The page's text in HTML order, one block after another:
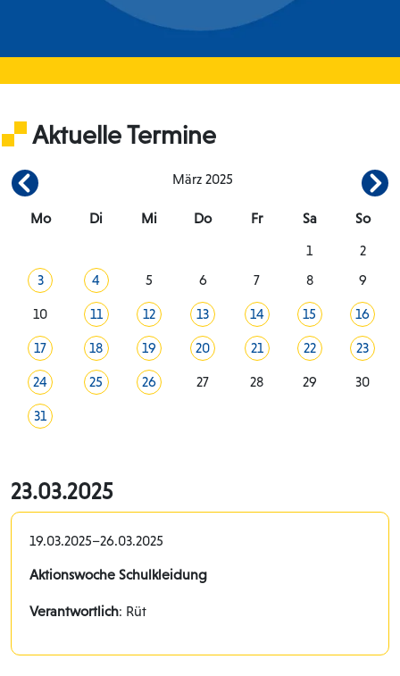
Aktuelle Termine
März 2025
Mo Di Mi Do Fr Sa So
1
2
3
4 5 6 7 8 9
10 11 12 13 14 15 16
17 18 19 20 21 22 23
24 25 26 27 28 29 30
31
23.03.2025
Aktionswoche Schulkleidung
19.03.2025–26.03.2025
Verantwortlich: Rüt